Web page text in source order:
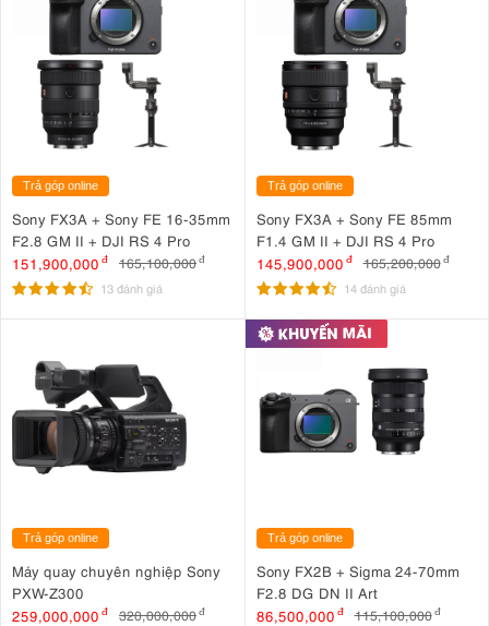
Trả góp online
Sony FX3A + Sony FE 16-35mm
F2.8 GM II + DJI RS 4 Pro
151,900,000 đ 165,100,000đ
13 đánh giá
Trả góp online
Sony FX3A + Sony FE 85mm
F1.4 GM II + DJI RS 4 Pro
145,900,000 đ 165,200,000 đ
14 đánh giá
Trả góp online
Máy quay chuyên nghiệp Sony
PXW-Z300
259,000,000 đ 320,000,000đ
Trả góp online
Sony FX2B + Sigma 24-70mm
F2.8 DG DN II Art
86,500,000 đ 115,100,000 đ